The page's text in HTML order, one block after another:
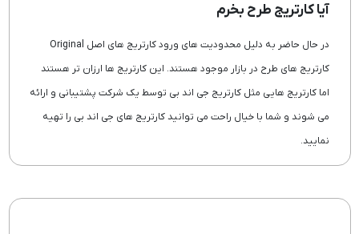
آیا کارتریج طرح بخرم
در حال حاضر به دلیل محدودیت های ورود کارتریج های اصل Original
کارتریج های طرح در بازار موجود هستند. این کارتریج ها ارزان تر هستند
اما کارتریج هایی مثل کارتریج جی اند بی توسط یک شرکت پشتیبانی و ارائه
می شوند و شما با خیال راحت می توانید کارتریج های جی اند بی را تهیه
نمایید.